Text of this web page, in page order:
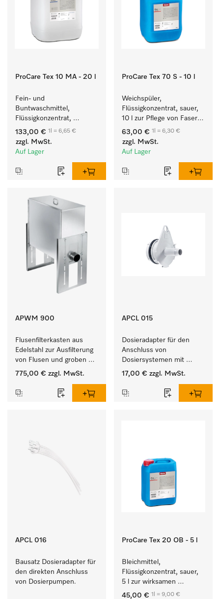
ProCare Tex 10 MA - 20 l
Fein- und
Buntwaschmittel,
Flüssigkonzentrat,
mildalkalisch, 20 l zur
Reinigung von
Buntwäsche und
133,00 € 1l = 6,65 €
zzgl. MwSt.
Auf Lager
ProCare Tex 70 S - 10 l
Weichspüler,
Flüssigkonzentrat, sauer,
10 l zur Pflege von Fasern
für eine langfristige
Geschmeidigkeit der
Textilien.
63,00 € 1l = 6,30 €
zzgl. MwSt.
Auf Lager
APWM 900
Flusenfilterkasten aus
Edelstahl zur Ausfilterung
von Flusen und groben
Partikeln aus der Lauge.
775,00 € zzgl. MwSt.
APCL 015
Dosieradapter für den
Anschluss von
Dosiersystemen mit
Wassereinspülung.
17,00 € zzgl. MwSt.
APCL 016
Bausatz Dosieradapter für
den direkten Anschluss
von Dosierpumpen.
ProCare Tex 20 OB - 5 l
Bleichmittel,
Flüssigkonzentrat, sauer,
5 l zur wirksamen
Entfernung von
45,00 € 1l = 9,00 €